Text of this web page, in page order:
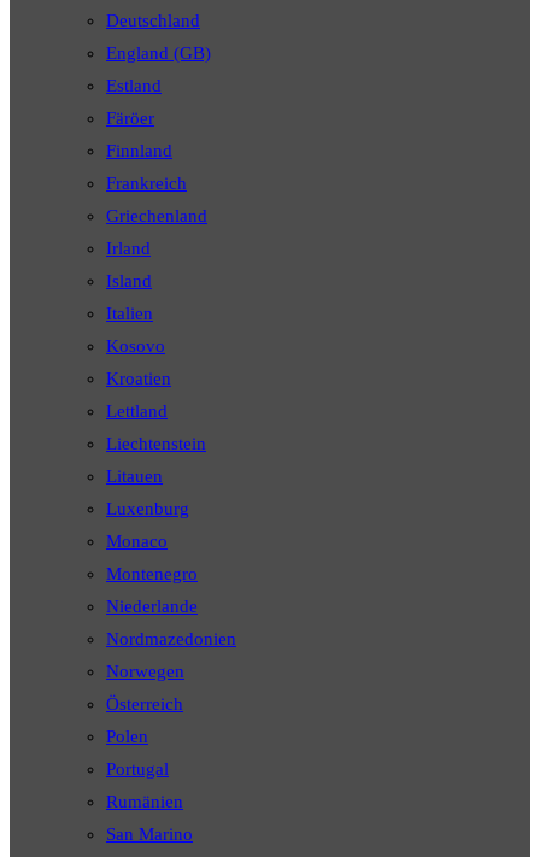
Deutschland
England (GB)
Estland
Färöer
Finnland
Frankreich
Griechenland
Irland
Island
Italien
Kosovo
Kroatien
Lettland
Liechtenstein
Litauen
Luxenburg
Monaco
Montenegro
Niederlande
Nordmazedonien
Norwegen
Österreich
Polen
Portugal
Rumänien
San Marino